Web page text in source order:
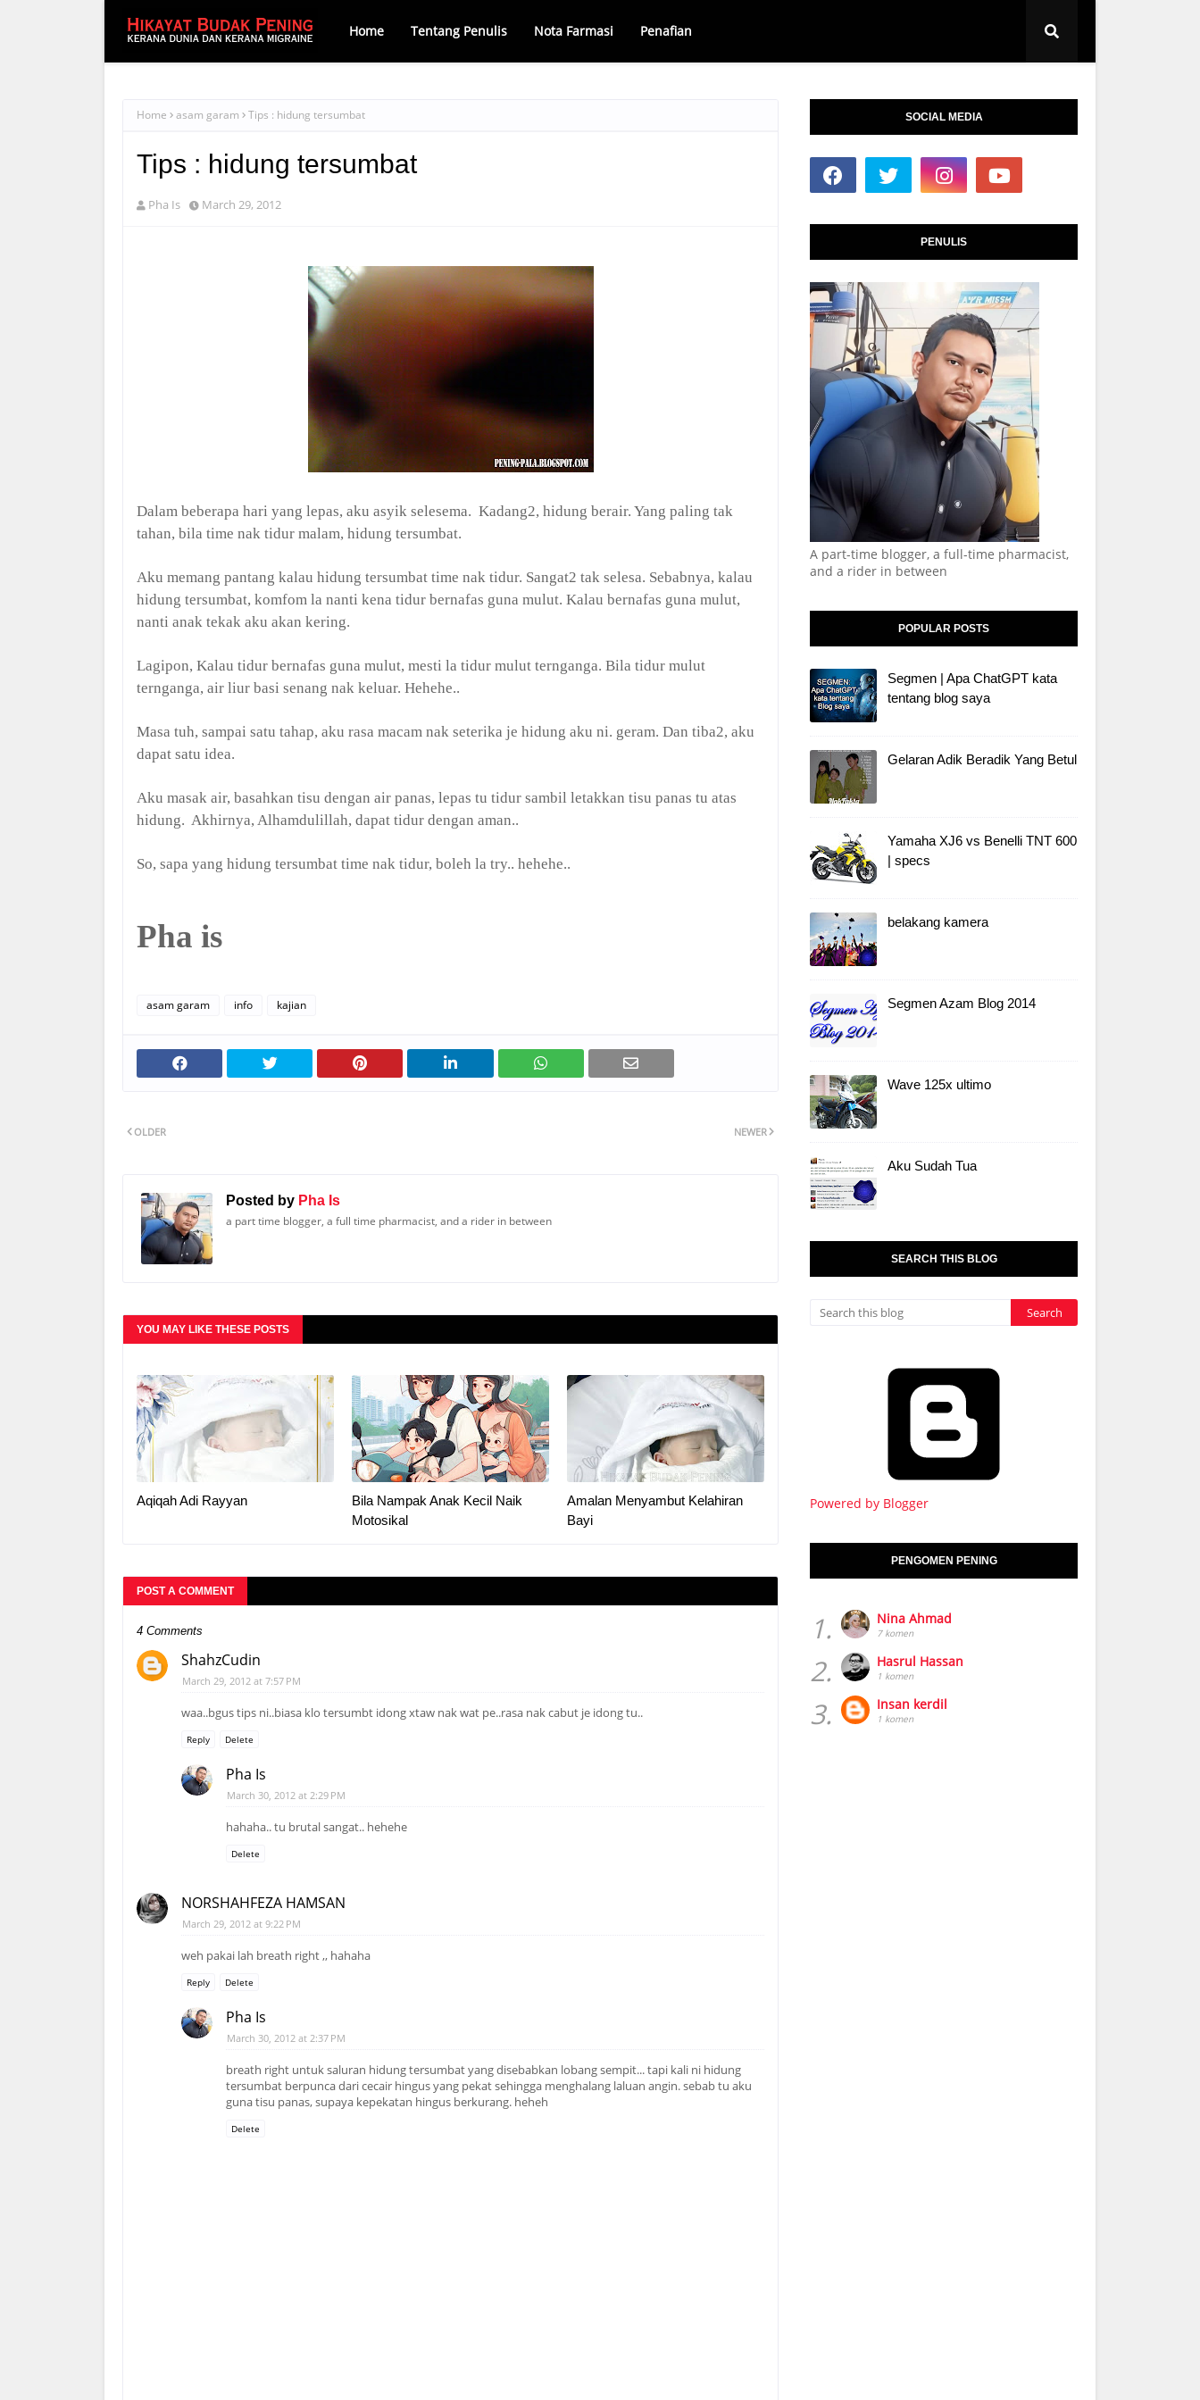
Home Tentang Penulis Nota Farmasi Penafian
Home asam garam Tips : hidung tersumbat
Tips : hidung tersumbat
Pha Is March 29, 2012
Dalam beberapa hari yang lepas, aku asyik selesema. Kadang2, hidung berair. Yang paling tak
tahan, bila time nak tidur malam, hidung tersumbat.
Aku memang pantang kalau hidung tersumbat time nak tidur. Sangat2 tak selesa. Sebabnya, kalau
hidung tersumbat, komfom la nanti kena tidur bernafas guna mulut. Kalau bernafas guna mulut,
nanti anak tekak aku akan kering.
Lagipon, Kalau tidur bernafas guna mulut, mesti la tidur mulut ternganga. Bila tidur mulut
ternganga, air liur basi senang nak keluar. Hehehe..
Masa tuh, sampai satu tahap, aku rasa macam nak seterika je hidung aku ni. geram. Dan tiba2, aku
dapat satu idea.
Aku masak air, basahkan tisu dengan air panas, lepas tu tidur sambil letakkan tisu panas tu atas
hidung. Akhirnya, Alhamdulillah, dapat tidur dengan aman..
So, sapa yang hidung tersumbat time nak tidur, boleh la try.. hehehe..
Pha is
asam garam info kajian
NEWER
OLDER
Posted by Pha Is
a part time blogger, a full time pharmacist, and a rider in between
YOU MAY LIKE THESE POSTS
Aqiqah Adi Rayyan
Bila Nampak Anak Kecil Naik
Motosikal
Amalan Menyambut Kelahiran
Bayi
POST A COMMENT
4 Comments
ShahzCudin
March 29, 2012 at 7:57 PM
waa..bgus tips ni..biasa klo tersumbt idong xtaw nak wat pe..rasa nak cabut je idong tu..
Reply Delete
Pha Is
March 30, 2012 at 2:29 PM
hahaha.. tu brutal sangat.. hehehe
Delete
NORSHAHFEZA HAMSAN
March 29, 2012 at 9:22 PM
weh pakai lah breath right ,, hahaha
Reply Delete
Pha Is
March 30, 2012 at 2:37 PM
breath right untuk saluran hidung tersumbat yang disebabkan lobang sempit... tapi kali ni hidung
tersumbat berpunca dari cecair hingus yang pekat sehingga menghalang laluan angin. sebab tu aku
guna tisu panas, supaya kepekatan hingus berkurang. heheh
Delete
SOCIAL MEDIA
PENULIS
A part-time blogger, a full-time pharmacist,
and a rider in between
POPULAR POSTS
Segmen | Apa ChatGPT kata
tentang blog saya
Gelaran Adik Beradik Yang Betul
Yamaha XJ6 vs Benelli TNT 600
| specs
belakang kamera
Segmen Azam Blog 2014
Wave 125x ultimo
Aku Sudah Tua
SEARCH THIS BLOG
Powered by Blogger
PENGOMEN PENING
1. Nina Ahmad
7 komen
2. Hasrul Hassan
1 komen
3. Insan kerdil
1 komen